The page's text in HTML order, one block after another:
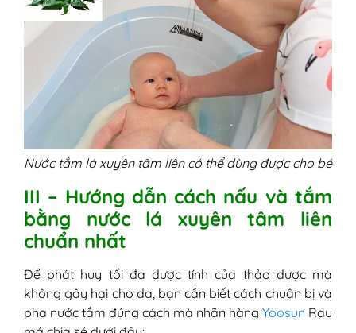
Nước tắm lá xuyên tâm liên có thể dùng được cho bé
III – Hướng dẫn cách nấu và tắm
bằng nước lá xuyên tâm liên
chuẩn nhất
Để phát huy tối đa dược tính của thảo dược mà
không gây hại cho da, bạn cần biết cách chuẩn bị và
pha nước tắm đúng cách mà nhãn hàng Yoosun Rau